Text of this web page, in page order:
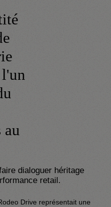
l'un
au
dialoguer héritage
retail.
Drive représentait une